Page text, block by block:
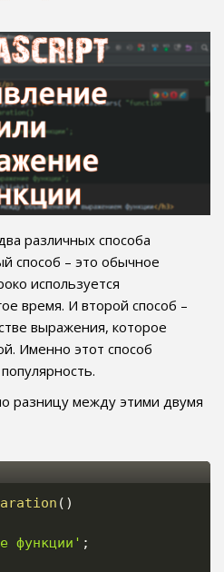
различных способа
способ – это обычное
используется
время. И второй способ –
выражения, которое
Именно этот способ
разницу между этими двумя
( )
функции' ;